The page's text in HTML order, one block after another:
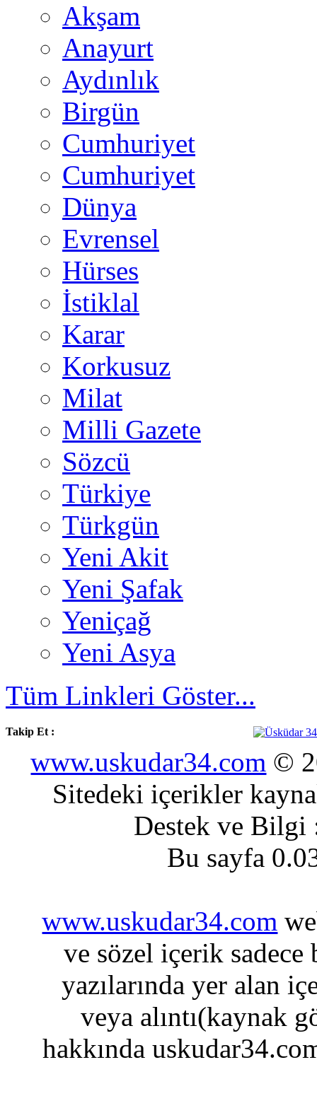
Akşam
Anayurt
Aydınlık
Birgün
Cumhuriyet
Cumhuriyet
Dünya
Evrensel
Hürses
İstiklal
Karar
Korkusuz
Milat
Milli Gazete
Sözcü
Türkiye
Türkgün
Yeni Akit
Yeni Şafak
Yeniçağ
Yeni Asya
Tüm Linkleri Göster...
Takip Et :
www.uskudar34.com ©
Sitedeki içerikler
Destek ve
Bu sayfa
www.uskudar34.com
ve sözel içerik sadece
yazılarında yer alan
veya alıntı(kaynak
hakkında